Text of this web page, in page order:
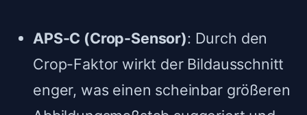
APS-C (Crop-Sensor): Durch den
Crop-Faktor wirkt der Bildausschnitt
enger, was einen scheinbar größeren